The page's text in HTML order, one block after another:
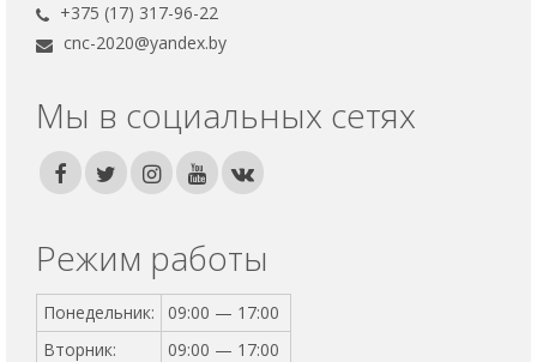
+375 (17) 317-96-22
cnc-2020@yandex.by
Мы в социальных сетях
Режим работы
Понедельник:
09:00 — 17:00
Вторник:
09:00 — 17:00